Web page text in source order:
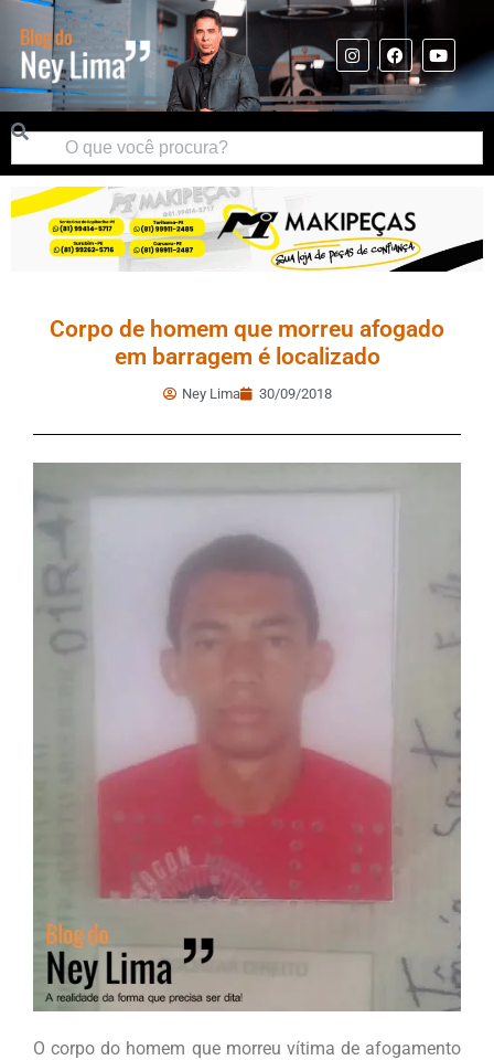
Corpo de homem que morreu afogado
em barragem é localizado
Ney Lima 30/09/2018
O corpo do homem que morreu vítima de afogamento